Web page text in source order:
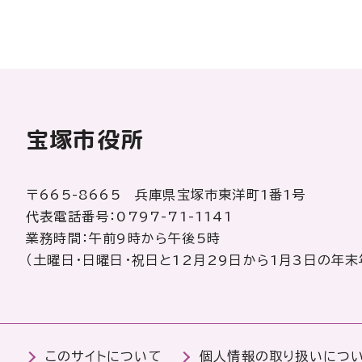
宝塚市役所
〒665-8665 兵庫県宝塚市東洋町1番1号
代表電話番号：0797-71-1141
業務時間：午前9時から午後5時
（土曜日・日曜日・祝日と12月29日から1月3日の年末
このサイトについて 個人情報の取り扱いにつ